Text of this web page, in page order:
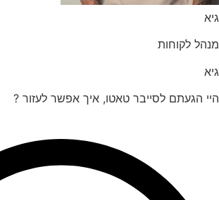
לקוחות
הגעתם לסייבר טאטו, איך אפשר לעזור ?